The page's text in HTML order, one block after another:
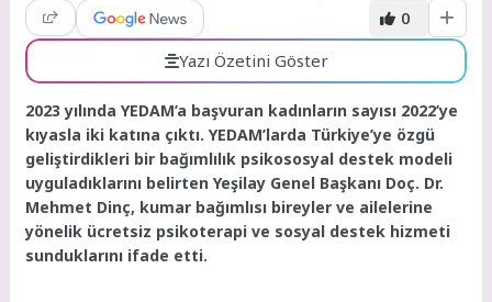
0
Yazı Özetini Göster
2023 yılında YEDAM’a başvuran kadınların sayısı 2022’ye
kıyasla iki katına çıktı. YEDAM’larda Türkiye’ye özgü
geliştirdikleri bir bağımlılık psikososyal destek modeli
uyguladıklarını belirten Yeşilay Genel Başkanı Doç. Dr.
Mehmet Dinç, kumar bağımlısı bireyler ve ailelerine
yönelik ücretsiz psikoterapi ve sosyal destek hizmeti
sunduklarını ifade etti.